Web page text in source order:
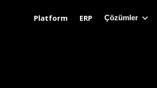
Platform ERP Çözümler